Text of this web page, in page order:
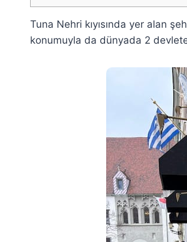
Tuna Nehri kıyısında yer alan
konumuyla da dünyada 2